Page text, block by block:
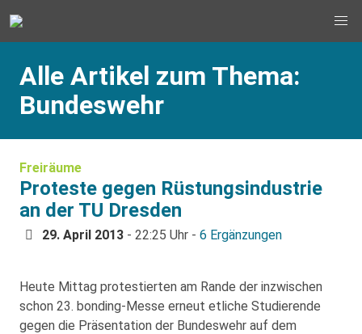
Alle Artikel zum Thema:
Bundeswehr
Freiräume
Proteste gegen Rüstungsindustrie
an der TU Dresden
29. April 2013 - 22:25 Uhr - 6 Ergänzungen
Heute Mittag protestierten am Rande der inzwischen
schon 23. bonding-Messe erneut etliche Studierende
gegen die Präsentation der Bundeswehr auf dem